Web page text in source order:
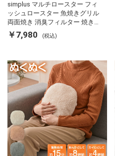
simplus マルチロースター フィ
ッシュロースター 魚焼きグリル
両面焼き 消臭フィルター 焼き魚
両面ヒーター タイマー付き SP-
FRS01 マットブラック シンプラ
￥7,980 (税込)